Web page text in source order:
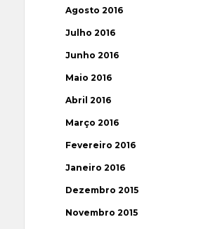
Agosto 2016
Julho 2016
Junho 2016
Maio 2016
Abril 2016
Março 2016
Fevereiro 2016
Janeiro 2016
Dezembro 2015
Novembro 2015